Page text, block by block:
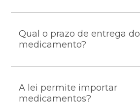
Qual o prazo de entrega do
medicamento?
A lei permite importar
medicamentos?